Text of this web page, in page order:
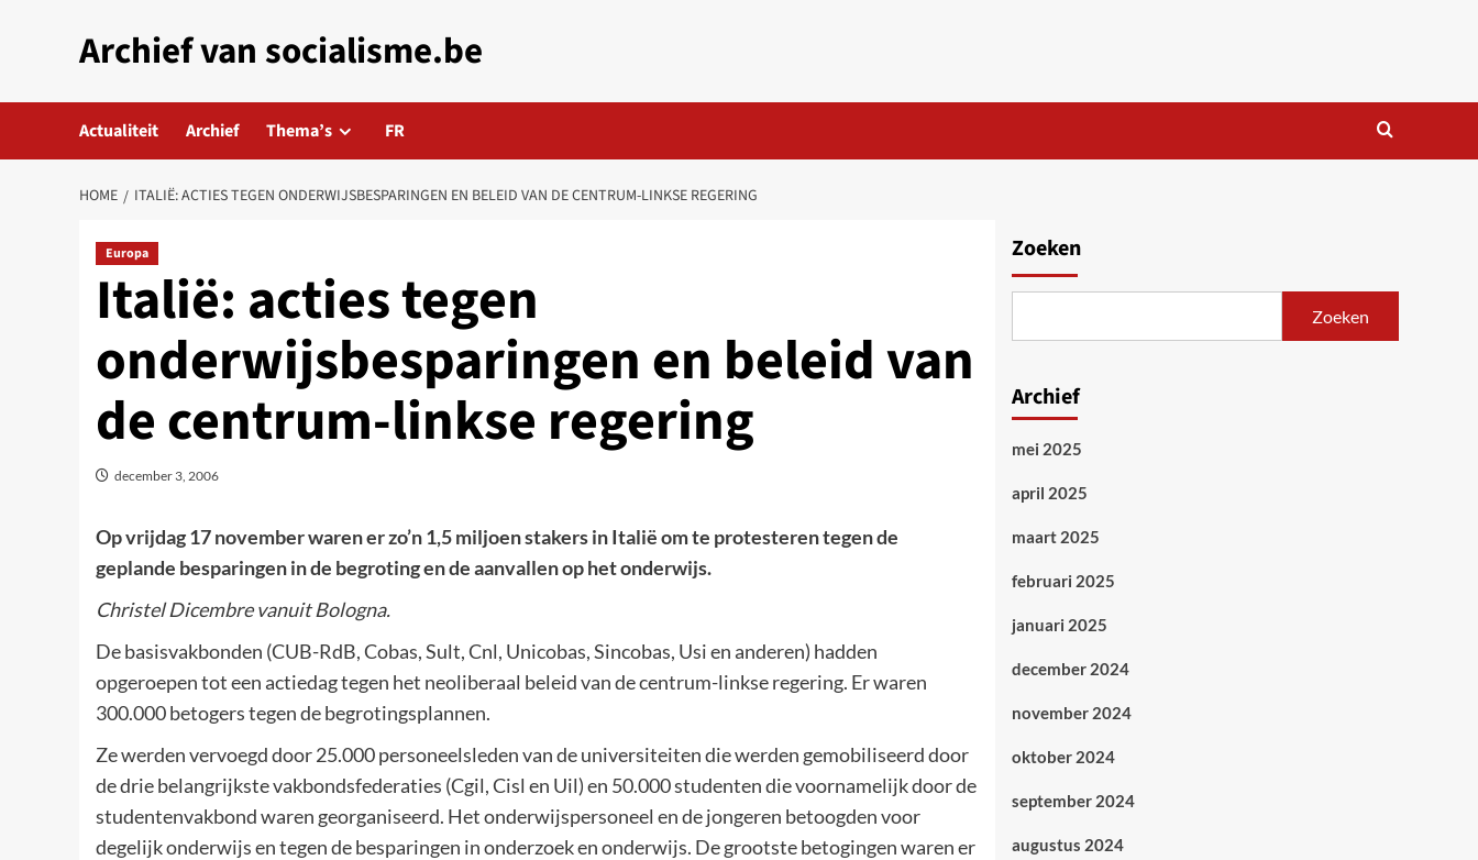
Archief van socialisme.be
Actualiteit Archief Thema’s FR
HOME ITALIË: ACTIES TEGEN ONDERWIJSBESPARINGEN EN BELEID VAN DE CENTRUM-LINKSE REGERING
Europa
Italië: acties tegen
onderwijsbesparingen en beleid van
de centrum-linkse regering
december 3, 2006
Op vrijdag 17 november waren er zo’n 1,5 miljoen stakers in Italië om te protesteren tegen de
geplande besparingen in de begroting en de aanvallen op het onderwijs.
Christel Dicembre vanuit Bologna.
De basisvakbonden (CUB-RdB, Cobas, Sult, Cnl, Unicobas, Sincobas, Usi en anderen) hadden
opgeroepen tot een actiedag tegen het neoliberaal beleid van de centrum-linkse regering. Er waren
300.000 betogers tegen de begrotingsplannen.
Ze werden vervoegd door 25.000 personeelsleden van de universiteiten die werden gemobiliseerd door
de drie belangrijkste vakbondsfederaties (Cgil, Cisl en Uil) en 50.000 studenten die voornamelijk door de
studentenvakbond waren georganiseerd. Het onderwijspersoneel en de jongeren betoogden voor
degelijk onderwijs en tegen de besparingen in onderzoek en onderwijs. De grootste betogingen waren er
Zoeken
Zoeken
Archief
mei 2025
april 2025
maart 2025
februari 2025
januari 2025
december 2024
november 2024
oktober 2024
september 2024
augustus 2024